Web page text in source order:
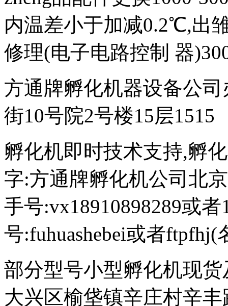
内温差小于加减0.2℃,出
修理(电子电路控制 器
方通牌孵化机器设备公
街10号院2号楼15层1515
孵化机即时技术支持,孵
字:方通牌孵化机公司北
手号:vx18910898289或
号:fuhuashebei或者
部分型号小型孵化机现
大兴区榆垡镇辛庄村辛丰